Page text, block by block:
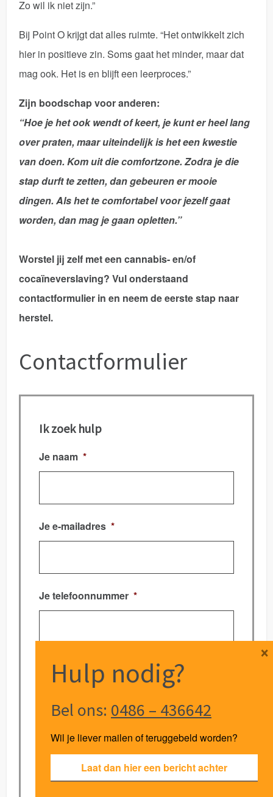
Zo wil ik niet zijn.”
Bij Point O krijgt dat alles ruimte. “Het ontwikkelt zich
hier in positieve zin. Soms gaat het minder, maar dat
mag ook. Het is en blijft een leerproces.”
Zijn boodschap voor anderen:
“Hoe je het ook wendt of keert, je kunt er heel lang
over praten, maar uiteindelijk is het een kwestie
van doen. Kom uit die comfortzone. Zodra je die
stap durft te zetten, dan gebeuren er mooie
dingen. Als het te comfortabel voor jezelf gaat
worden, dan mag je gaan opletten.”
Worstel jij zelf met eencannabis- en/of
cocaïneverslaving? Vul onderstaand
contactformulier in en neem de eerste stap naar
herstel.
Contactformulier
Ik zoek hulp
Je naam *
Je e-mailadres *
Je telefoonnummer *
Waar ligt je hulpvraag? *
Aanvullende informatie
Hulp nodig?
Bel ons: 0486 – 436642
Wil je liever mailen of teruggebeld worden?
Laat dan hier een bericht achter
×